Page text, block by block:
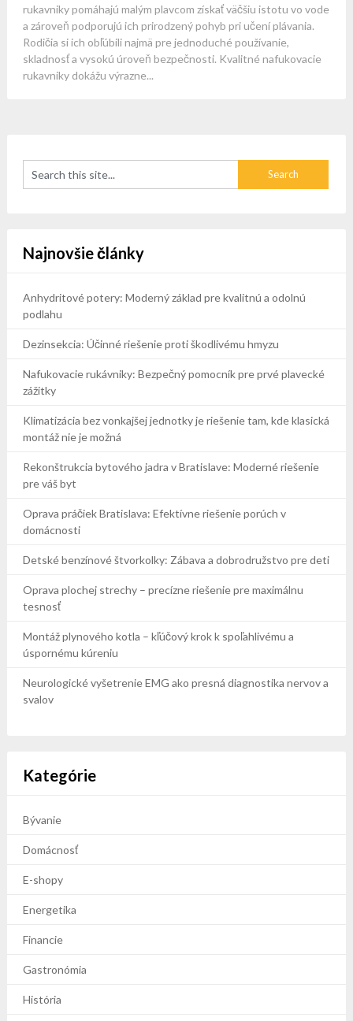
rukavniky pomáhajú malým plavcom získať väčšiu istotu vo vode
a zároveň podporujú ich prirodzený pohyb pri učení plávania.
Rodičia si ich obľúbili najmä pre jednoduché používanie,
skladnosť a vysokú úroveň bezpečnosti. Kvalitné nafukovacie
rukavniky dokážu výrazne...
Najnovšie články
Anhydritové potery: Moderný základ pre kvalitnú a odolnú
podlahu
Dezinsekcia: Účinné riešenie proti škodlivému hmyzu
Nafukovacie rukávniky: Bezpečný pomocník pre prvé plavecké
zážitky
Klimatizácia bez vonkajšej jednotky je riešenie tam, kde klasická
montáž nie je možná
Rekonštrukcia bytového jadra v Bratislave: Moderné riešenie
pre váš byt
Oprava práčiek Bratislava: Efektívne riešenie porúch v
domácnosti
Detské benzínové štvorkolky: Zábava a dobrodružstvo pre deti
Oprava plochej strechy – precízne riešenie pre maximálnu
tesnosť
Montáž plynového kotla – kľúčový krok k spoľahlivému a
úspornému kúreniu
Neurologické vyšetrenie EMG ako presná diagnostika nervov a
svalov
Kategórie
Bývanie
Domácnosť
E-shopy
Energetika
Financie
Gastronómia
História